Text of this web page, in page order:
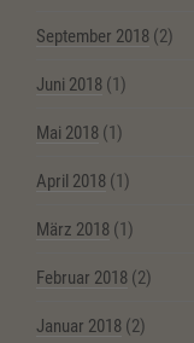
September 2018 (2)
Juni 2018 (1)
Mai 2018 (1)
April 2018 (1)
März 2018 (1)
Februar 2018 (2)
Januar 2018 (2)